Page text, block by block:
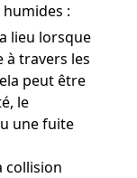
:
lieu lorsque
à travers les
peut être
le
une fuite
collision